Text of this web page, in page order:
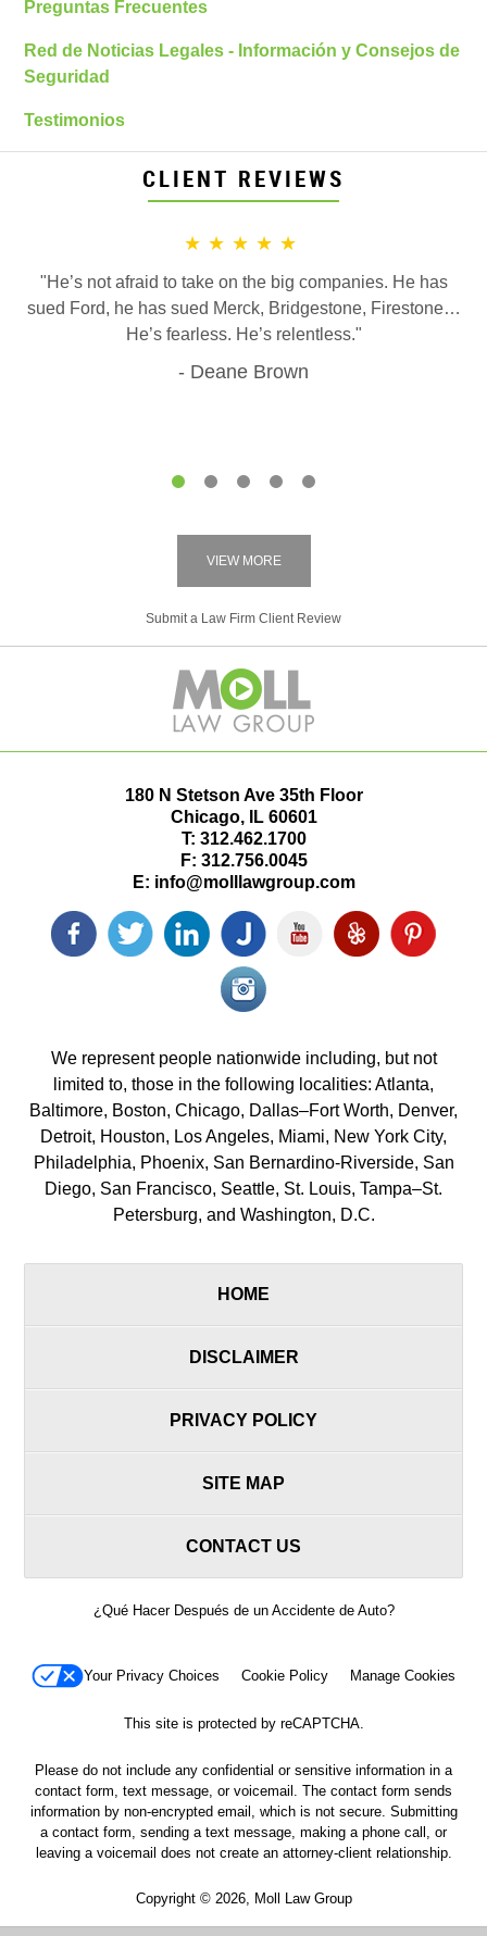
Preguntas Frecuentes
Red de Noticias Legales - Información y Consejos de
Seguridad
Testimonios
CLIENT REVIEWS
★★★★★
"He’s not afraid to take on the big companies. He has
sued Ford, he has sued Merck, Bridgestone, Firestone…
He’s fearless. He’s relentless."
Deane Brown
VIEW MORE
Submit a Law Firm Client Review
180 N Stetson Ave 35th Floor
Chicago, IL 60601
T: 312.462.1700
F: 312.756.0045
E: info@molllawgroup.com
Facebook
icon
Twitter
icon
LinkedIn
icon
Justia
icon
YouTube
icon
Yelp
icon
Pinterest
icon
Instagram<
icon/span>
We represent people nationwide including, but not
limited to, those in the following localities: Atlanta,
Baltimore, Boston, Chicago, Dallas–Fort Worth, Denver,
Detroit, Houston, Los Angeles, Miami, New York City,
Philadelphia, Phoenix, San Bernardino-Riverside, San
Diego, San Francisco, Seattle, St. Louis, Tampa–St.
Petersburg, and Washington, D.C.
HOME
DISCLAIMER
PRIVACY POLICY
SITE MAP
CONTACT US
¿Qué Hacer Después de un Accidente de Auto?
Your Privacy Choices Cookie Policy Manage Cookies
This site is protected by reCAPTCHA.
Please do not include any confidential or sensitive information in a
contact form, text message, or voicemail. The contact form sends
information by non-encrypted email, which is not secure. Submitting
a contact form, sending a text message, making a phone call, or
leaving a voicemail does not create an attorney-client relationship.
Copyright © 2026, Moll Law Group